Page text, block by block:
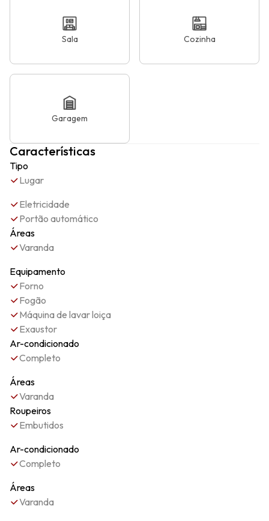
Sala Cozinha
Garagem
Características
Tipo
Lugar
Eletricidade
Portão automático
Áreas
Varanda
Equipamento
Forno
Fogão
Máquina de lavar loiça
Exaustor
Ar-condicionado
Completo
Áreas
Varanda
Roupeiros
Embutidos
Ar-condicionado
Completo
Áreas
Varanda